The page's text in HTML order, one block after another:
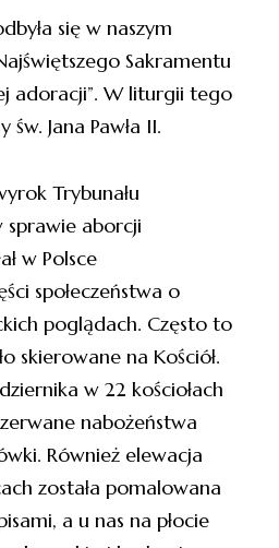
się w naszym
Sakramentu
adoracji”. W liturgii tego
Jana Pawła II.
Trybunału
aborcji
w Polsce
społeczeństwa o
poglądach. Często to
skierowane na Kościół.
w 22 kościołach
nabożeństwa
Również elewacja
została pomalowana
a u nas na płocie